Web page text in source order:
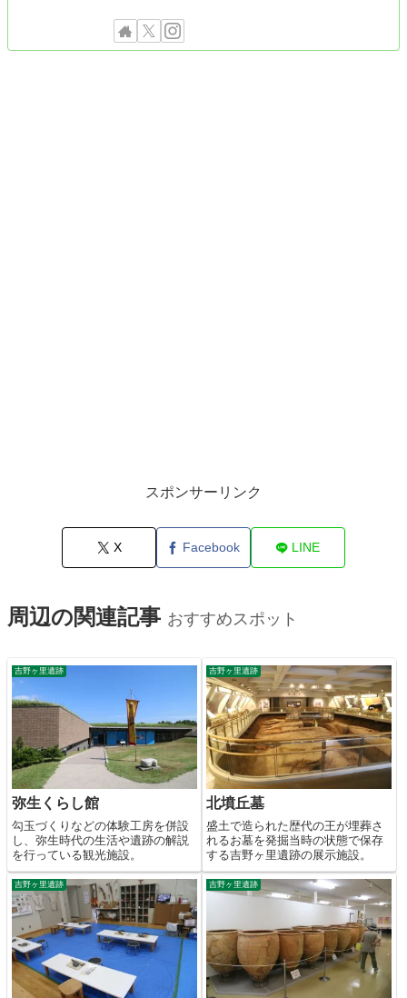
スポンサーリンク
X Facebook LINE
周辺の関連記事 おすすめスポット
吉野ヶ里遺跡
弥生くらし館
勾玉づくりなどの体験工房を併設
し、弥生時代の生活や遺跡の解説
を行っている観光施設。
吉野ヶ里遺跡
北墳丘墓
盛土で造られた歴代の王が埋葬さ
れるお墓を発掘当時の状態で保存
する吉野ヶ里遺跡の展示施設。
吉野ヶ里遺跡 吉野ヶ里遺跡